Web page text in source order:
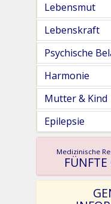
Lebensmut
Lebenskraft
Psychische
Harmonie
Mutter & Kind
Epilepsie
Medizinische